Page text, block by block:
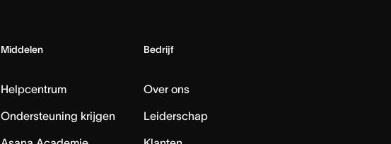
Middelen
Helpcentrum
Ondersteuning krijgen
Bedrijf
Over ons
Leiderschap